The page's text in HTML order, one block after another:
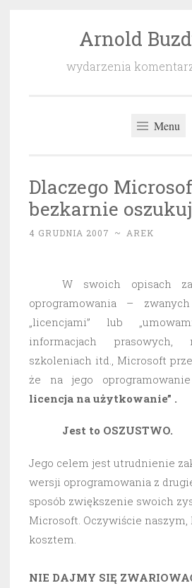
Arnold
wydarzenia
Menu
Dlaczego
bezkarnie
4 GRUDNIA 2007 ~ AREK
W swoich opisach
oprogramowania –
„licencjami” lub
informacjach prasowych,
szkoleniach itd., Microsoft
że na jego
licencja na użytkowanie” .
Jest to OSZUSTWO.
Jego celem jest utrudnienie
wersji oprogramowania z
sposób zwiększenie swoich
Microsoft. Oczywiście naszym,
kosztem.
NIE DAJMY SIĘ